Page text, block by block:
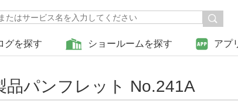
グを探す ショールームを探す アプ
品パンフレット No.241A